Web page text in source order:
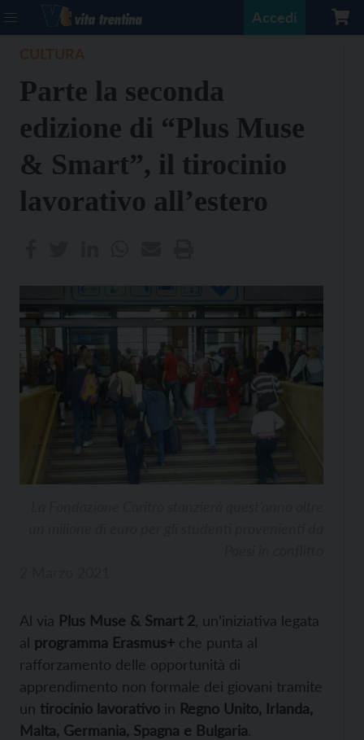
Accedi
Parte la seconda
edizione di “Plus Muse
& Smart”, il tirocinio
lavorativo all’estero
Al via Plus Muse & Smart 2 , un’iniziativa legata
al programma Erasmus+ che punta al
rafforzamento delle opportunità di
apprendimento non formale dei giovani tramite
un tirocinio lavorativo in Regno Unito, Irlanda,
Malta, Germania, Spagna e Bulgaria.